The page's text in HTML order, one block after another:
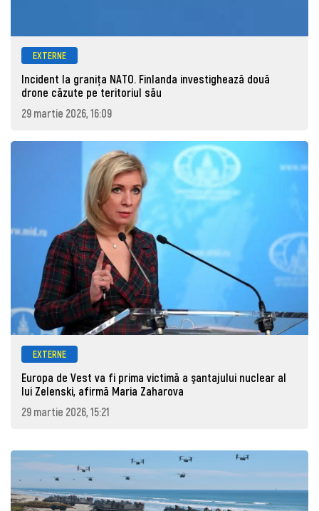
EXTERNE
Incident la granița NATO. Finlanda investighează două
drone căzute pe teritoriul său
29 martie 2026, 16:09
EXTERNE
Europa de Vest va fi prima victimă a şantajului nuclear al
lui Zelenski, afirmă Maria Zaharova
29 martie 2026, 15:21